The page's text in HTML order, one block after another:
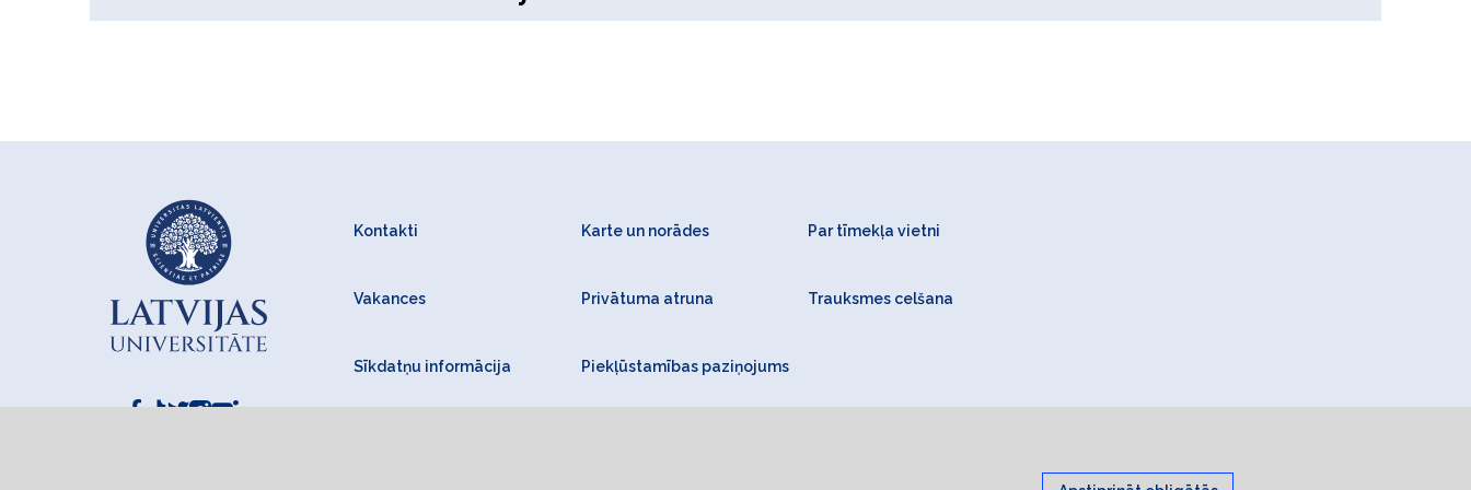
Kontakti Karte un norādes Par tīmekļa vietni
Vakances Privātuma atruna Trauksmes celšana
Sīkdatņu informācija Piekļūstamības paziņojums